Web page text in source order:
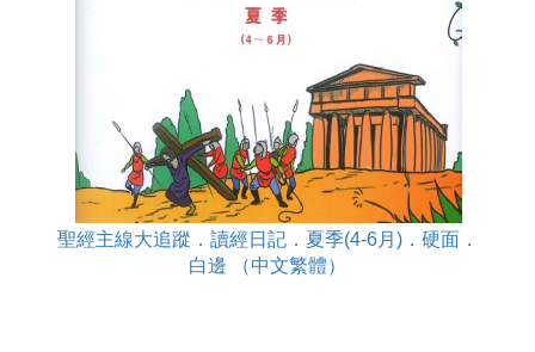
聖經主線大追蹤．讀經日記．夏季(4-6月)．硬面．
白邊 （中文繁體）